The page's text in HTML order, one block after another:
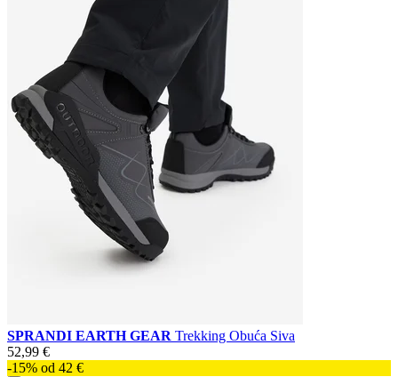
SPRANDI EARTH GEAR Trekking Obuća Siva
52,99 €
-15% od 42 €